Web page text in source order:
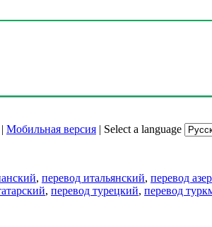
| Мобильная версия | Select a language
, перевод итальянский, перевод
, перевод турецкий, перевод